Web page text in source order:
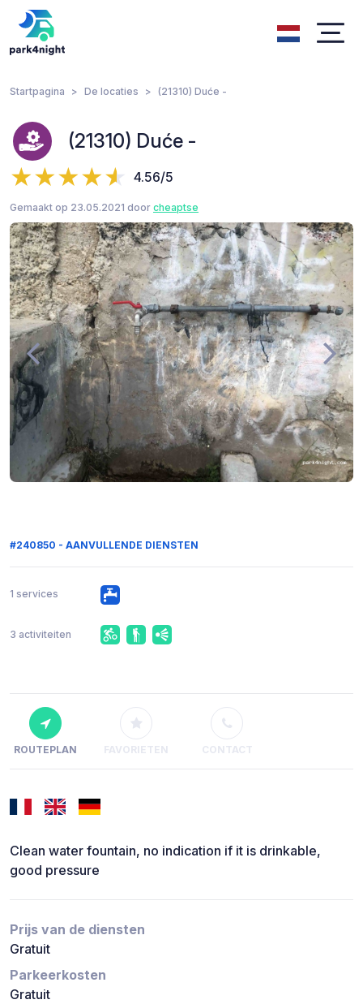
Startpagina De locaties (21310) Duće -
(21310) Duće -
4.56/5
Gemaakt op 23.05.2021 door cheaptse
#240850 - AANVULLENDE DIENSTEN
1 services
3 activiteiten
ROUTEPLAN FAVORIETEN CONTACT
Clean water fountain, no indication if it is drinkable,
good pressure
Prijs van de diensten
Gratuit
Parkeerkosten
Gratuit